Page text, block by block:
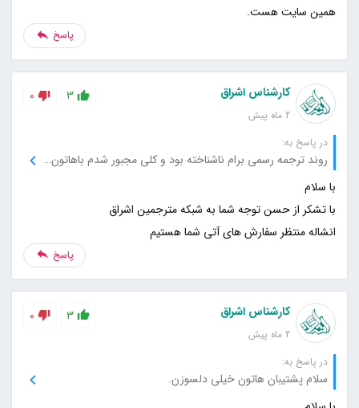
همین سایت هست.
پاسخ
کارشناس اشراق
2 ماه پیش
3
0
در پاسخ به:
روند ترجمه رسمی برام ناشناخته بود و کلی مجبور شدم باهاتون تماس و ارتباط بگیرم اما هربار با صبر و حوصله جواب دادید. متشکرم.
انشاله منتظر سفارش های آتی شما هستیم
پاسخ
کارشناس اشراق
2 ماه پیش
3
0
در پاسخ به:
سلام پشتیبان هاتون خیلی دلسوزن.